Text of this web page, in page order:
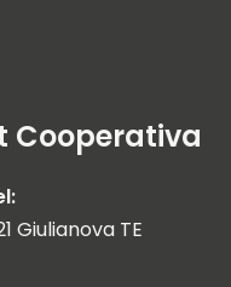
Cooperativa
Giulianova TE